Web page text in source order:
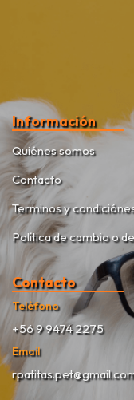
Información
Quiénes somos
Contacto
Terminos y
Política de cambio o
Contacto
Teléfono
+56 9 9474 2275
Email